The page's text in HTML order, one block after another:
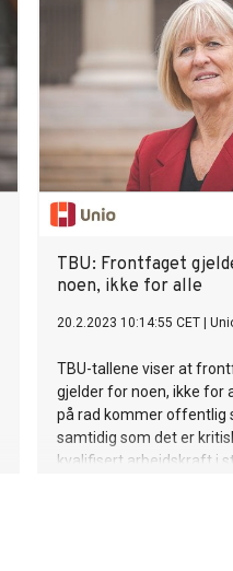
TBU: Frontfaget
noen, ikke for alle
20.2.2023 10:14:55 CET
TBU-tallene viser at
gjelder for noen, ikke for
på rad kommer offentlig
samtidig som det er
kvalifisert arbeidskraft i